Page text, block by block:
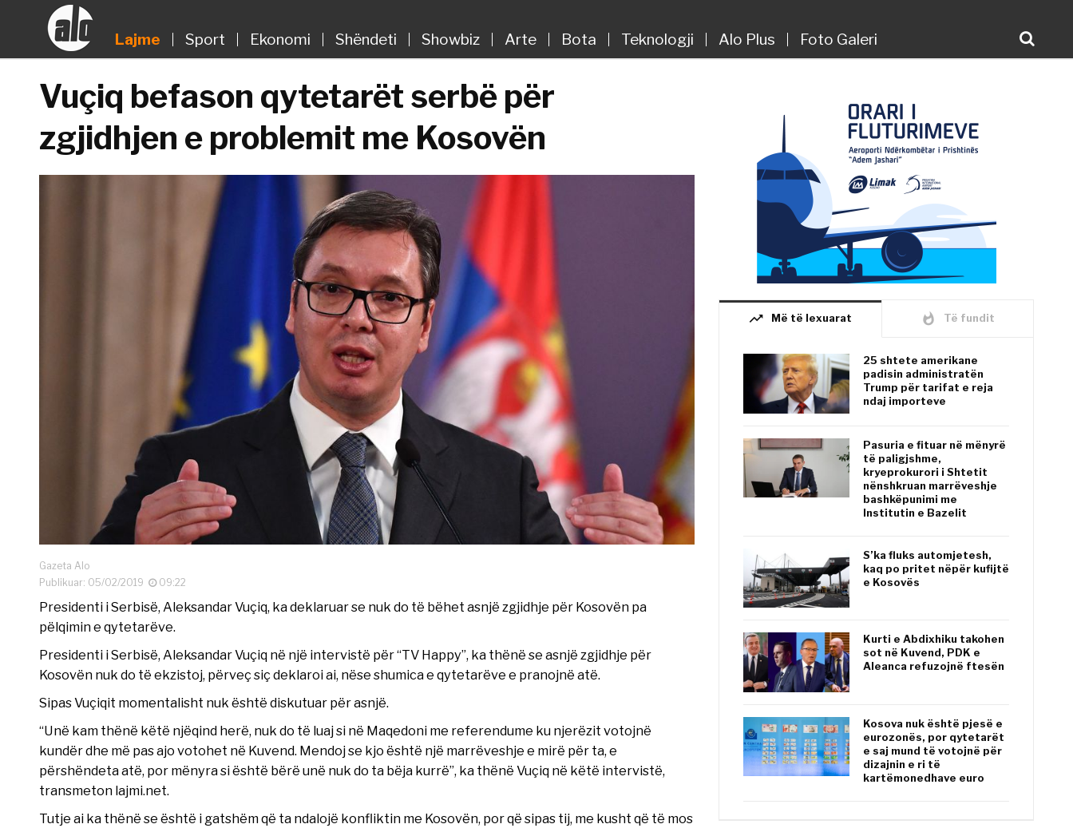
Lajme Sport Ekonomi Shëndeti Showbiz Arte Bota Teknologji Alo Plus Foto Galeri
Vuçiq befason qytetarët serbë për
zgjidhjen e problemit me Kosovën
Gazeta Alo
Publikuar: 05/02/2019
09:22
Presidenti i Serbisë, Aleksandar Vuçiq, ka deklaruar se nuk do të bëhet asnjë zgjidhje për Kosovën pa
pëlqimin e qytetarëve.
Presidenti i Serbisë, Aleksandar Vuçiq në një intervistë për “TV Happy”, ka thënë se asnjë zgjidhje për
Kosovën nuk do të ekzistoj, përveç siç deklaroi ai, nëse shumica e qytetarëve e pranojnë atë.
Sipas Vuçiqit momentalisht nuk është diskutuar për asnjë.
“Unë kam thënë këtë njëqind herë, nuk do të luaj si në Maqedoni me referendume ku njerëzit votojnë
kundër dhe më pas ajo votohet në Kuvend. Mendoj se kjo është një marrëveshje e mirë për ta, e
përshëndeta atë, por mënyra si është bërë unë nuk do ta bëja kurrë”, ka thënë Vuçiq në këtë intervistë,
transmeton lajmi.net.
Tutje ai ka thënë se është i gatshëm që ta ndalojë konfliktin me Kosovën, por që sipas tij, me kusht që të mos
trending_up Më të lexuarat whatshot Të fundit
25 shtete amerikane
padisin administratën
Trump për tarifat e reja
ndaj importeve
Pasuria e fituar në mënyrë
të paligjshme,
kryeprokurori i Shtetit
nënshkruan marrëveshje
bashkëpunimi me
Institutin e Bazelit
S’ka fluks automjetesh,
kaq po pritet nëpër kufijtë
e Kosovës
Kurti e Abdixhiku takohen
sot në Kuvend, PDK e
Aleanca refuzojnë ftesën
Kosova nuk është pjesë e
eurozonës, por qytetarët
e saj mund të votojnë për
dizajnin e ri të
kartëmonedhave euro